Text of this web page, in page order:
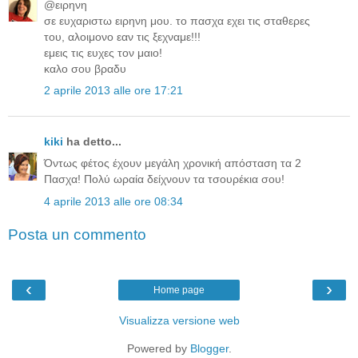
@ειρηνη
σε ευχαριστω ειρηνη μου. το πασχα εχει τις σταθερες
του, αλοιμονο εαν τις ξεχναμε!!!
εμεις τις ευχες τον μαιο!
καλο σου βραδυ
2 aprile 2013 alle ore 17:21
kiki ha detto...
Όντως φέτος έχουν μεγάλη χρονική απόσταση τα 2
Πασχα! Πολύ ωραία δείχνουν τα τσουρέκια σου!
4 aprile 2013 alle ore 08:34
Posta un commento
‹ ›
Home page
Visualizza versione web
Powered by Blogger.